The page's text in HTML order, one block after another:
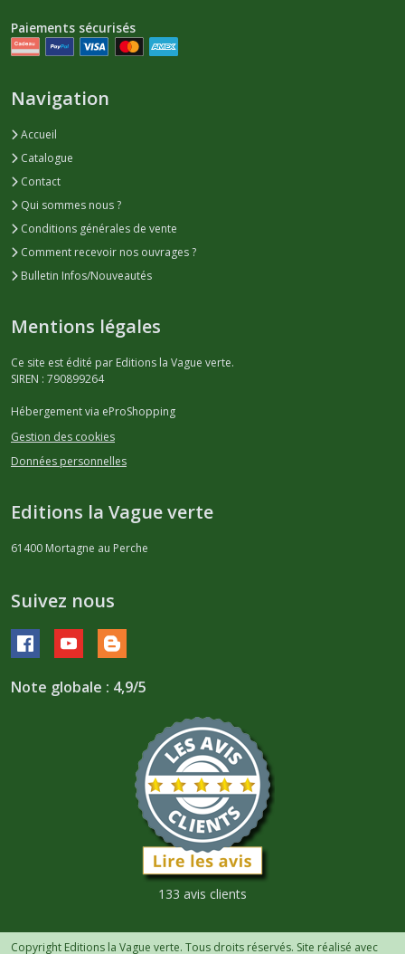
Paiements sécurisés
Navigation
Accueil
Catalogue
Contact
Qui sommes nous ?
Conditions générales de vente
Comment recevoir nos ouvrages ?
Bulletin Infos/Nouveautés
Mentions légales
Ce site est édité par Editions la Vague verte.
SIREN : 790899264
Hébergement via eProShopping
Gestion des cookies
Données personnelles
Editions la Vague verte
61400 Mortagne au Perche
Suivez nous
Note globale : 4,9/5
133 avis clients
Copyright Editions la Vague verte. Tous droits réservés. Site réalisé avec